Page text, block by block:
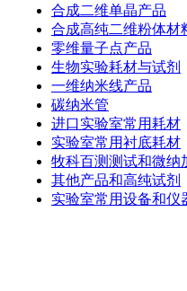
合成二维单晶产品
合成高纯二维粉体材
零维量子点产品
生物实验耗材与试剂
一维纳米线产品
碳纳米管
进口实验室常用耗材
实验室常用衬底耗材
牧科百测测试和微纳
其他产品和高纯试剂
实验室常用设备和仪